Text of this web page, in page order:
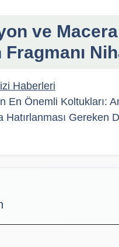
ve
Fragmanı
Haberleri
En Önemli Koltukları:
Hatırlanması Gereken